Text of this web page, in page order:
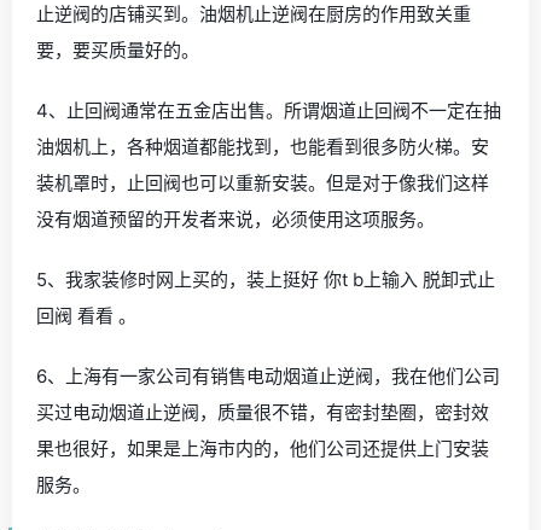
止逆阀的店铺买到。油烟机止逆阀在厨房的作用致关重
要，要买质量好的。
4、止回阀通常在五金店出售。所谓烟道止回阀不一定在抽
油烟机上，各种烟道都能找到，也能看到很多防火梯。安
装机罩时，止回阀也可以重新安装。但是对于像我们这样
没有烟道预留的开发者来说，必须使用这项服务。
5、我家装修时网上买的，装上挺好 你t b上输入 脱卸式止
回阀 看看 。
6、上海有一家公司有销售电动烟道止逆阀，我在他们公司
买过电动烟道止逆阀，质量很不错，有密封垫圈，密封效
果也很好，如果是上海市内的，他们公司还提供上门安装
服务。